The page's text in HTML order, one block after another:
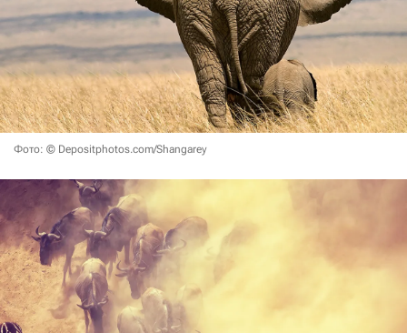
Фото: © Depositphotos.com/Shangarey